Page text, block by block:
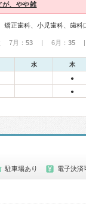
が、やや雑
矯正歯科、小児歯科、歯科
7月： 53 | 6月： 35 |
水 木
●
●
駐車場あり 電子決済